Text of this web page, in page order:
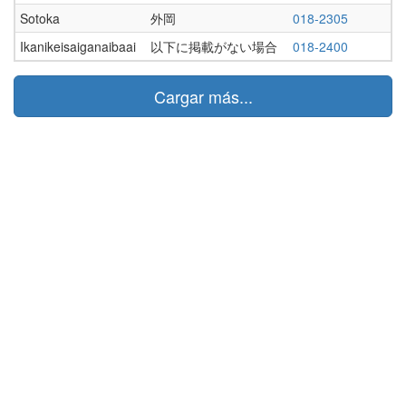
Sotoka
外岡
018-2305
Ikanikeisaiganaibaai
以下に掲載がない場合 018-2400
Cargar más...